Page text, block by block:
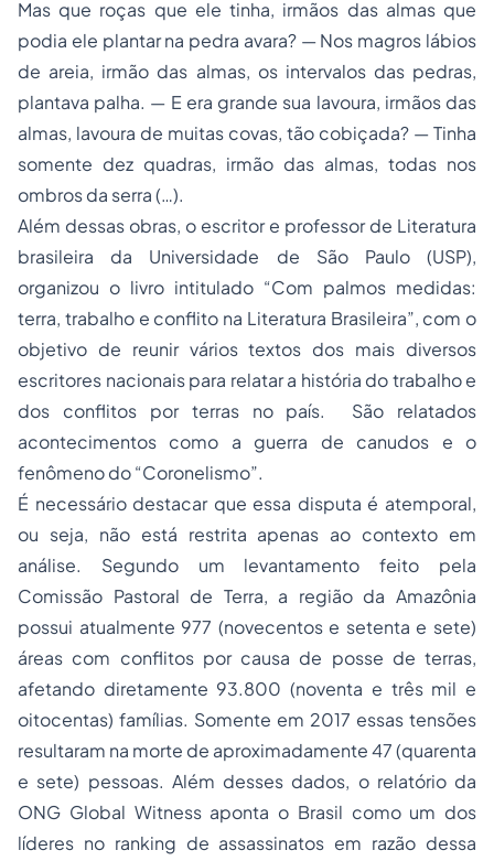
Mas que roças que ele tinha, irmãos das almas que
podia ele plantar na pedra avara? — Nos magros lábios
de areia, irmão das almas, os intervalos das pedras,
plantava palha. — E era grande sua lavoura, irmãos das
almas, lavoura de muitas covas, tão cobiçada? — Tinha
somente dez quadras, irmão das almas, todas nos
ombros da serra (…).
Além dessas obras, o escritor e professor de Literatura
brasileira da Universidade de São Paulo (USP),
organizou o livro intitulado “Com palmos medidas:
terra, trabalho e conflito na Literatura Brasileira”, com o
objetivo de reunir vários textos dos mais diversos
escritores nacionais para relatar a história do trabalho e
dos conflitos por terras no país. São relatados
acontecimentos como a guerra de canudos e o
fenômeno do “Coronelismo”.
É necessário destacar que essa disputa é atemporal,
ou seja, não está restrita apenas ao contexto em
análise. Segundo um levantamento feito pela
Comissão Pastoral de Terra, a região da Amazônia
possui atualmente 977 (novecentos e setenta e sete)
áreas com conflitos por causa de posse de terras,
afetando diretamente 93.800 (noventa e três mil e
oitocentas) famílias. Somente em 2017 essas tensões
resultaram na morte de aproximadamente 47 (quarenta
e sete) pessoas. Além desses dados, o relatório da
ONG Global Witness aponta o Brasil como um dos
líderes no ranking de assassinatos em razão dessa